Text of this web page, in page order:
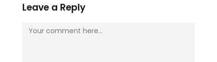
Leave a Reply